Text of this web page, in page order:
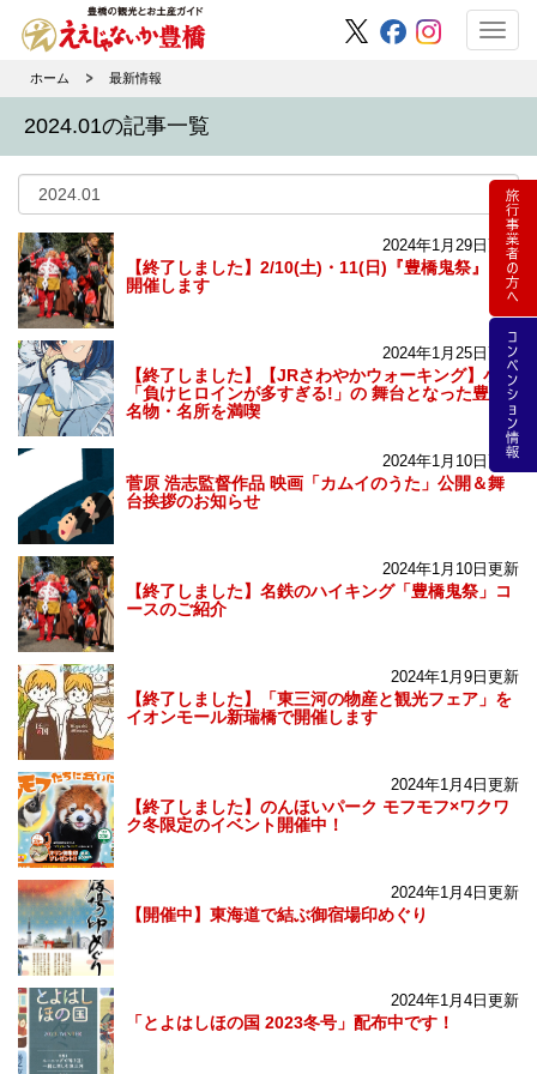
ホーム 最新情報
2024.01の記事一覧
2024年1月29日更新
【終了しました】2/10(土)・11(日)『豊橋鬼祭』を
開催します
2024年1月25日更新
【終了しました】【JRさわやかウォーキング】小説
「負けヒロインが多すぎる!」の 舞台となった豊橋
名物・名所を満喫
2024年1月10日更新
菅原 浩志監督作品 映画「カムイのうた」公開＆舞
台挨拶のお知らせ
2024年1月10日更新
【終了しました】名鉄のハイキング「豊橋鬼祭」コ
ースのご紹介
2024年1月9日更新
【終了しました】「東三河の物産と観光フェア」を
イオンモール新瑞橋で開催します
2024年1月4日更新
【終了しました】のんほいパーク モフモフ×ワクワ
ク冬限定のイベント開催中！
2024年1月4日更新
【開催中】東海道で結ぶ御宿場印めぐり
2024年1月4日更新
「とよはしほの国 2023冬号」配布中です！